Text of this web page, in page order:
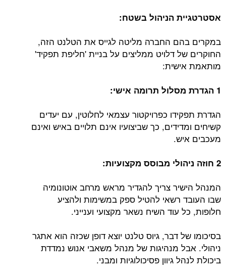
אסטרטגיית הניהול בשטח:
במקרים בהם החברה מליטה לגייס את הטלנט הזה,
החוקרים של דלויט ממליצים על בניית 'חליפת תפקיד'
מותאמת אישית:
1 הגדרת מסלול תרומה אישי:
הגדרת תפקידו כפרויקטור עצמאי לחלוטין, עם יעדים
קשיחים ומדידים, כך שביצועיו אינם תלויים באיש ואינם
מעכבים איש.
2 חוזה ניהולי מבוסס מקצועיות:
המנהל הישיר צריך להגדיר מראש מרחב אוטונומיה
שבו העובד רשאי להטיל ספק במשימות ולהציע
חלופות, כל עוד השיח נשאר מקצועי וענייני.
בסיכומו של דבר, גיוס טלנט יוצא דופן שכזה הוא אתגר
ניהולי. אבל מנהיגות של מנהל משאבי אנוש נמדדת
ביכולת לנהל גיוון פסיכולוגיות ומבני.